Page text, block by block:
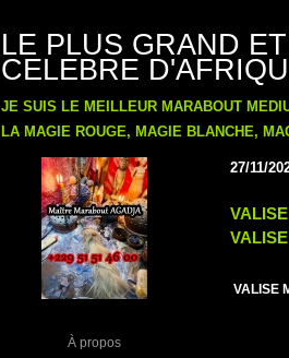
LE PLUS GRAND
CELEBRE
JE SUIS LE MEILLEUR MARABOUT
LA MAGIE ROUGE, MAGIE BLANCHE,
À propos
27/11/
VALISE